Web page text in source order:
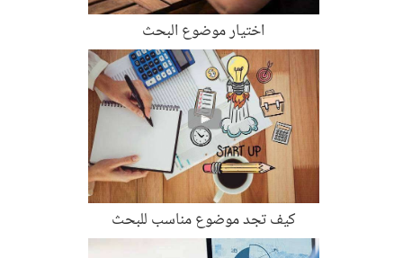
اختيار موضوع البحث
كيف تجد موضوع مناسب للبحث